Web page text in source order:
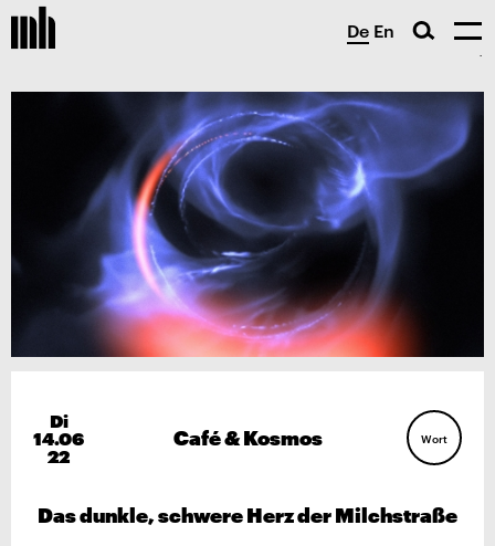
De En
Di
14.06
22
Café & Kosmos Wort
Das dunkle, schwere Herz der Milchstraße